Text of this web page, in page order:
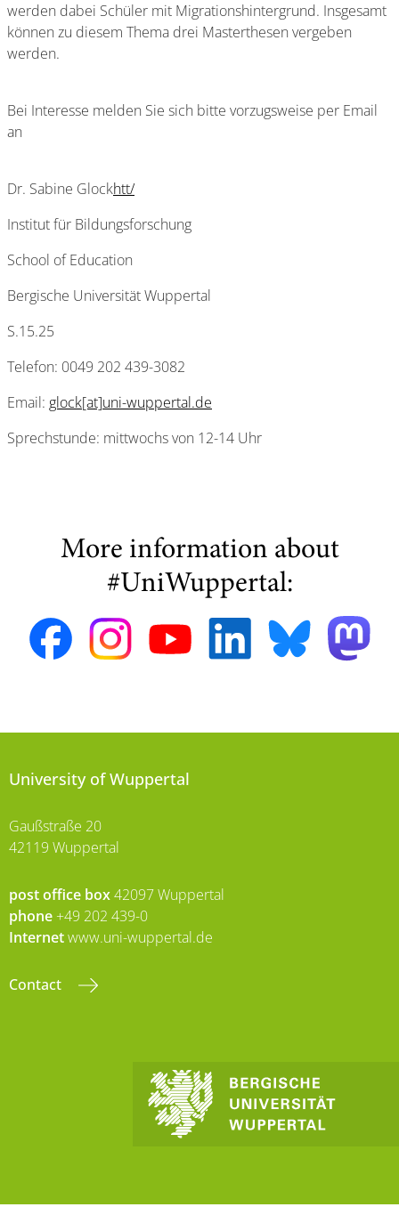
werden dabei Schüler mit Migrationshintergrund. Insgesamt
können zu diesem Thema drei Masterthesen vergeben
werden.
Bei Interesse melden Sie sich bitte vorzugsweise per Email
an
Dr. Sabine Glockhtt/
Institut für Bildungsforschung
School of Education
Bergische Universität Wuppertal
S.15.25
Telefon: 0049 202 439-3082
Email: glock[at]uni-wuppertal.de
Sprechstunde: mittwochs von 12-14 Uhr
More information about
#UniWuppertal:
University of Wuppertal
Gaußstraße 20
42119 Wuppertal
post office box42097 Wuppertal
phone +49 202 439-0
Internetwww.uni-wuppertal.de
Contact